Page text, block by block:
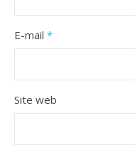
E-mail *
Site web